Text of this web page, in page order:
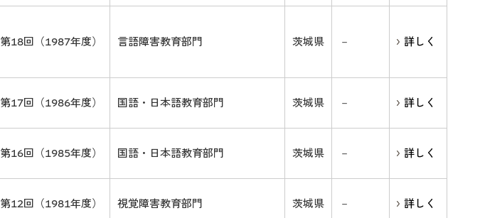
第18回（1987年度） 言語障害教育部門 茨城県 － 詳しく
第17回（1986年度） 国語・日本語教育部門 茨城県 － 詳しく
第16回（1985年度） 国語・日本語教育部門 茨城県 － 詳しく
第12回（1981年度） 視覚障害教育部門 茨城県 － 詳しく